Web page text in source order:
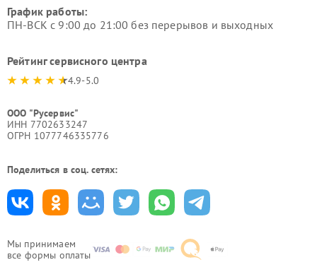
Мы принимаем
все формы оплаты
График работы:
ПН-ВСК с 9:00 до 21:00 без перерывов и выходных
Рейтинг сервисного центра
4.9-5.0
ООО "Русервис"
ИНН 7702633247
ОГРН 1077746335776
Поделиться в соц. сетях: